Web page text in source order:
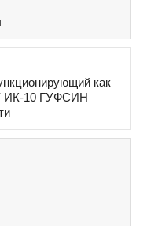
как
ИК-10 ГУФСИН